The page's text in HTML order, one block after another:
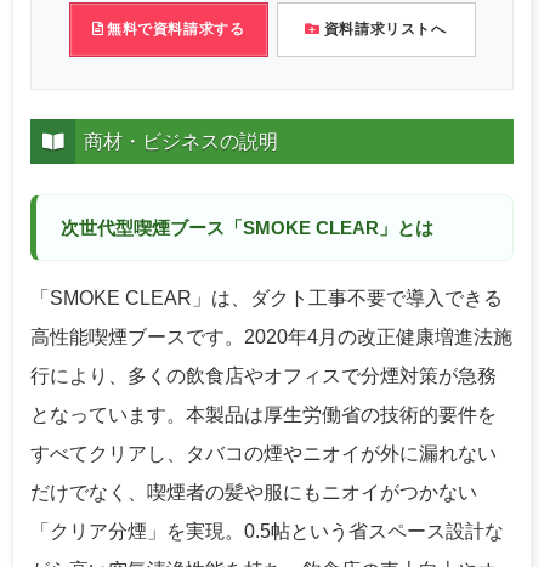
無料で資料請求する 資料請求リストへ
商材・ビジネスの説明
次世代型喫煙ブース「SMOKE CLEAR」とは
「SMOKE CLEAR」は、ダクト工事不要で導入できる
高性能喫煙ブースです。2020年4月の改正健康増進法施
行により、多くの飲食店やオフィスで分煙対策が急務
となっています。本製品は厚生労働省の技術的要件を
すべてクリアし、タバコの煙やニオイが外に漏れない
だけでなく、喫煙者の髪や服にもニオイがつかない
「クリア分煙」を実現。0.5帖という省スペース設計な